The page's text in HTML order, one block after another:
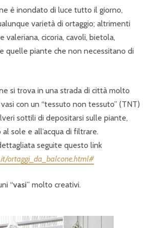
è inondato di luce tutto il giorno,
varietà di ortaggio; altrimenti
valeriana, cicoria, cavoli, bietola,
quelle piante che non necessitano di
si trova in una strada di città molto
con un “tessuto non tessuto” (TNT)
sottili di depositarsi sulle piante,
sole e all’acqua di filtrare.
seguite questo link
ortaggi_da_balcone.html#
“vasi” molto creativi.